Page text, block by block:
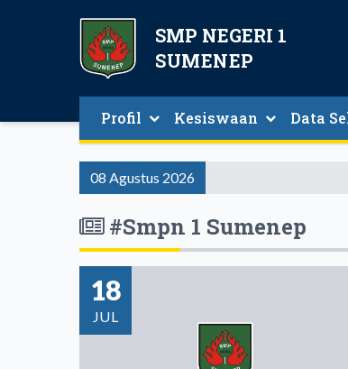
SMP NEGERI 1
SUMENEP
Profil Kesiswaan Data
08 Agustus 2026
#Smpn 1 Sumenep
18
JUL